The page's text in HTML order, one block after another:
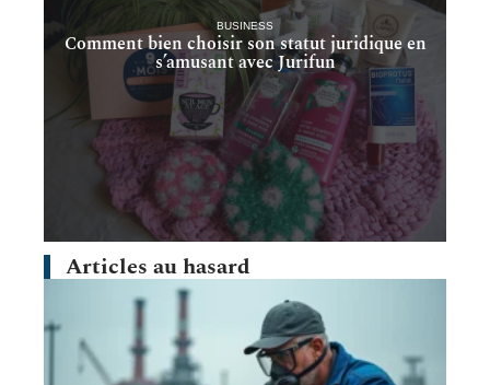
BUSINESS
Comment bien choisir son statut juridique en
s’amusant avec Jurifun
Articles au hasard